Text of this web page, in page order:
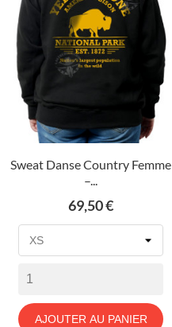
Sweat Danse Country Femme
–...
Prix
69,50 €
AJOUTER AU PANIER